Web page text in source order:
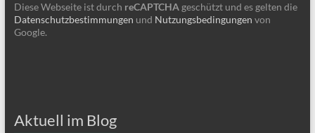
Diese Webseite ist durch reCAPTCHAgeschützt und es gelten die
Datenschutzbestimmungen und Nutzungsbedingungen von
Google.
Aktuell im Blog